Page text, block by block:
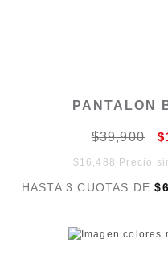
PANTALON
$39,900
$16,488 Precio
HASTA 3 CUOTAS DE